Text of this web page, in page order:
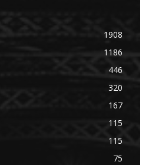
1908
1186
446
320
167
115
115
75